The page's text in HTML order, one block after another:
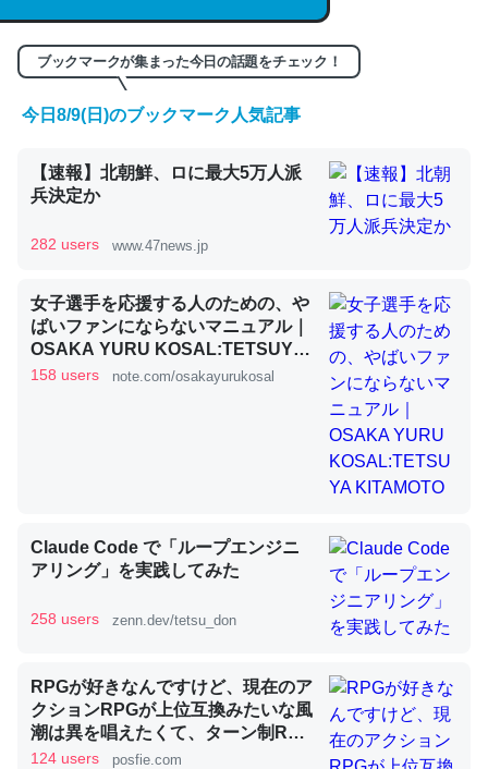
くらい。小説でいう「ずっと前の伏線」は回収されないけ
ど、短期記憶というには多い分量。進化すればするほど分
─GPTの仕組みと限界についての考察（１） - conceptualization
昆虫ってカルシウム少ないのか。知らんかった。調べたら
コオロギのカルシウム分はエビの600分の1程度。
─ニュース :: 【研究発表】昆虫学の大問題＝「昆虫はなぜ海にいな
論文では「淡水はカルシウムも酸素も不足してて両方に不
利だから両方が拮抗してるのでは」とあって面白い。海に
ずキチンを強化してる筈だが、酵素が違うのか？
─ニュース :: 【研究発表】昆虫学の大問題＝「昆虫はなぜ海にいな
いのか」に関する新仮説
ブックマークが集まった今日の話題をチェック！
今日8/9(日)のブックマーク人気記事
【速報】北朝鮮、ロに最大5万人派
兵決定か
282 users www.47news.jp
女子選手を応援する人のための、や
ばいファンにならないマニュアル｜
OSAKA YURU KOSAL:TETSUYA
KITAMOTO
158 users note.com/osakayurukosal
Claude Code で「ループエンジニ
アリング」を実践してみた
258 users zenn.dev/tetsu_don
RPGが好きなんですけど、現在のア
クションRPGが上位互換みたいな風
潮は異を唱えたくて、ターン制RPG
にはターン制の良さがあると思って
124 users posfie.com